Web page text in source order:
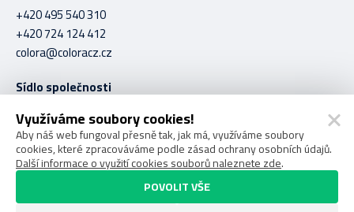
+420 495 540 310
+420 724 124 412
colora@coloracz.cz
Sídlo společnosti
C O L O R A spol. s r.o.
Stavební 1056
Hradec Králové 500 03
COLORA spol. s r.o. © 2026
Využíváme soubory cookies!
Aby náš web fungoval přesně tak, jak má, využíváme soubory
cookies, které zpracováváme podle zásad ochrany osobních údajů.
Další informace o využití cookies souborů naleznete zde.
POVOLIT VŠE